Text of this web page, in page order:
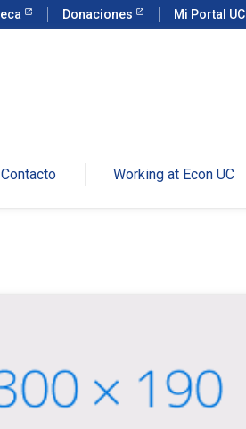
Donaciones Mi Portal UC
Contacto Working at Econ UC